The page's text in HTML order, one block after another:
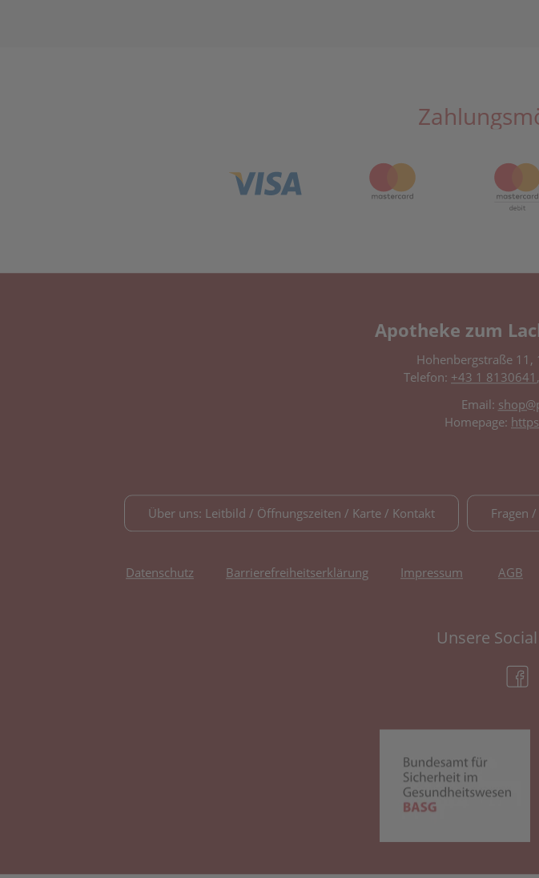
Apotheke zum
Hohenbergstraße 11,
Telefon: +43 1 8130641
Email:
Homepage:
Über uns: Leitbild / Öffnungszeiten / Karte / Kontakt Fragen
Datenschutz Barrierefreiheitserklärung Impressum AGB
Unsere